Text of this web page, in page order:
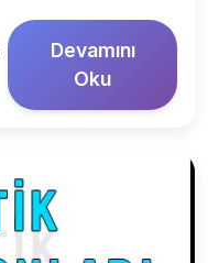
Devamını
Oku